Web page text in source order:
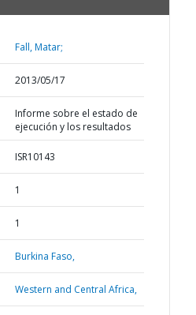
Fall, Matar;
2013/05/17
Informe sobre el estado de
ejecución y los resultados
ISR10143
1
1
Burkina Faso,
Western and Central Africa,